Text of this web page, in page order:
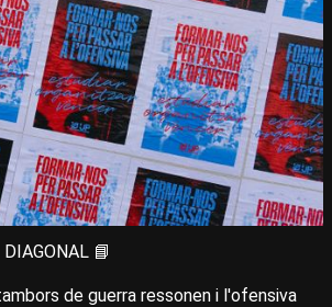
📘
de guerra ressonen i l'ofensiva